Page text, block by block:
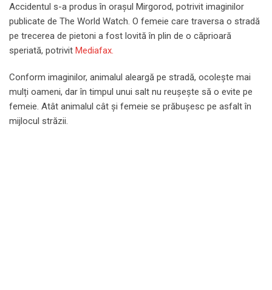
Accidentul s-a produs în orașul Mirgorod, potrivit imaginilor
publicate de The World Watch. O femeie care traversa o stradă
pe trecerea de pietoni a fost lovită în plin de o căprioară
speriată, potrivit Mediafax.
Conform imaginilor, animalul aleargă pe stradă, ocolește mai
mulți oameni, dar în timpul unui salt nu reușește să o evite pe
femeie. Atât animalul cât și femeie se prăbușesc pe asfalt în
mijlocul străzii.